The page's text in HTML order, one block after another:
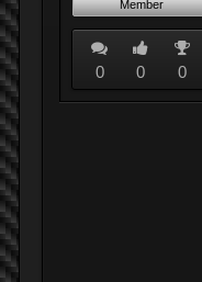
Member
0 0 0